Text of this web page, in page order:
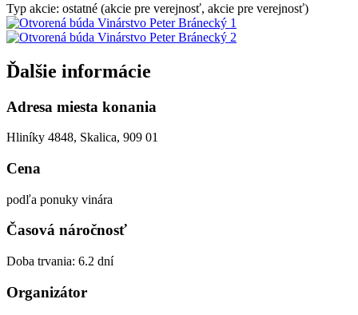
Typ akcie: ostatné (akcie pre verejnosť, akcie pre verejnosť)
Ďalšie informácie
Adresa miesta konania
Hliníky 4848, Skalica, 909 01
Cena
podľa ponuky vinára
Časová náročnosť
Doba trvania: 6.2 dní
Organizátor